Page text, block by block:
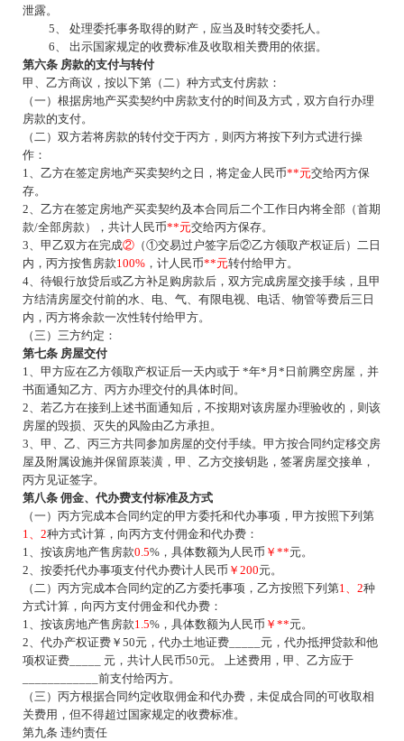
泄露。
5、 处理委托事务取得的财产，应当及时转交委托人。
6、 出示国家规定的收费标准及收取相关费用的依据。
第六条 房款的支付与转付
甲、乙方商议，按以下第（二）种方式支付房款：
（一）根据房地产买卖契约中房款支付的时间及方式，双方自行办理
房款的支付。
（二）双方若将房款的转付交于丙方，则丙方将按下列方式进行操
作：
1、乙方在签定房地产买卖契约之日，将定金人民币**元交给丙方保
存。
2、乙方在签定房地产买卖契约及本合同后二个工作日内将全部（首期
款/全部房款），共计人民币**元交给丙方保存。
3、甲乙双方在完成② （①交易过户签字后②乙方领取产权证后） 二 日
内，丙方按售房款100% ，计人民币**元转付给甲方。
4、待银行放贷后或乙方补足购房款后，双方完成房屋交接手续，且甲
方结清房屋交付前的水、电、气、有限电视、电话、物管等费后三日
内，丙方将余款一次性转付给甲方。
（三）三方约定：
第七条 房屋交付
1、甲方应在乙方领取产权证后一天内或于 *年* 月 * 日前腾空房屋，并
书面通知乙方、丙方办理交付的具体时间。
2、若乙方在接到上述书面通知后，不按期对该房屋办理验收的，则该
房屋的毁损、灭失的风险由乙方承担。
3、甲、乙、丙三方共同参加房屋的交付手续。甲方按合同约定移交房
屋及附属设施并保留原装潢，甲、乙方交接钥匙，签署房屋交接单，
丙方见证签字。
第八条 佣金、代办费支付标准及方式
（一）丙方完成本合同约定的甲方委托和代办事项，甲方按照下列第
1、2种方式计算，向丙方支付佣金和代办费：
1、按该房地产售房款0.5%，具体数额为人民币 ￥ **元。
2、按委托代办事项支付代办费计人民币 ￥ 200元。
（二）丙方完成本合同约定的乙方委托事项，乙方按照下列第1、2种
方式计算，向丙方支付佣金和代办费：
1、按该房地产售房款1.5%，具体数额为人民币 ￥ **元。
2、代办产权证费￥50元，代办土地证费_____元，代办抵押贷款和他
项权证费_____ 元，共计人民币50元。 上述费用，甲、乙方应于
____________前支付给丙方。
（三）丙方根据合同约定收取佣金和代办费，未促成合同的可收取相
关费用，但不得超过国家规定的收费标准。
第九条 违约责任